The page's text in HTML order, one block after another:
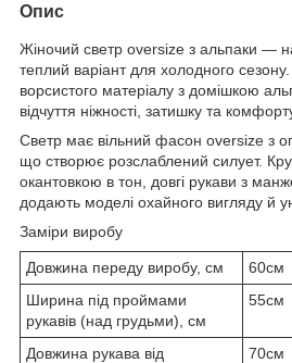
Опис
Жіночий светр oversize з альпаки —
теплий варіант для холодного
ворсистого матеріалу з домішкою
відчуття ніжності, затишку та
Светр має вільний фасон oversize з
що створює розслаблений силует.
окантовкою в тон, довгі рукави з
додають моделі охайного вигляду й
Заміри виробу
Довжина переду виробу, см
60см
Ширина під проймами
рукавів (над грудьми), см
55см
Довжина рукава від
70см